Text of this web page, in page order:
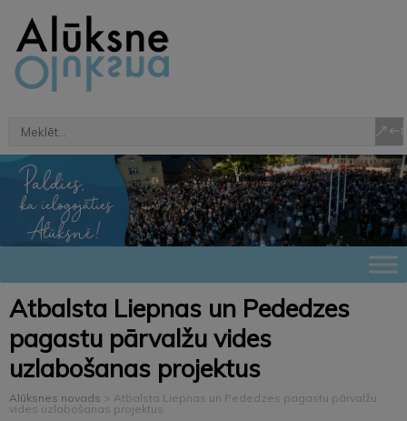
Atbalsta Liepnas un Pededzes
pagastu pārvalžu vides
uzlabošanas projektus
Alūksnes novads > Atbalsta Liepnas un Pededzes pagastu pārvalžu
vides uzlabošanas projektus